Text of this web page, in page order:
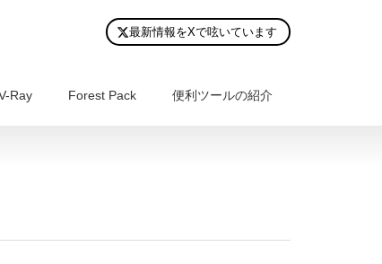
最新情報をXで呟いています
Ray Forest Pack 便利ツールの紹介